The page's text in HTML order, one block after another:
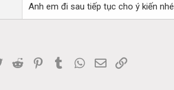
Anh em đi sau tiếp tục cho ý kiến
Twitter Reddit PinterestTumblr WhatsApp
Email